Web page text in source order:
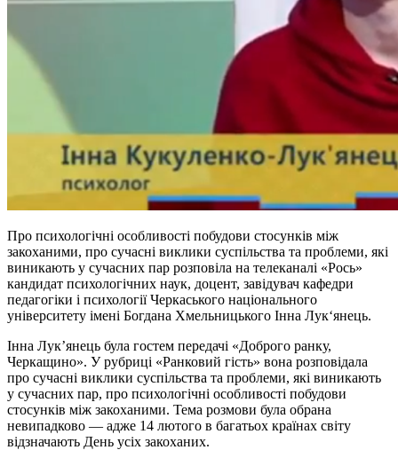
Про психологічні особливості побудови стосунків між
закоханими, про сучасні виклики суспільства та проблеми, які
виникають у сучасних пар розповіла на телеканалі «Рось»
кандидат психологічних наук, доцент, завідувач кафедри
педагогіки і психології Черкаського національного
університету імені Богдана Хмельницького Інна Лук‘янець.
Інна Лук’янець була гостем передачі «Доброго ранку,
Черкащино». У рубриці «Ранковий гість» вона розповідала
про сучасні виклики суспільства та проблеми, які виникають
у сучасних пар, про психологічні особливості побудови
стосунків між закоханими. Тема розмови була обрана
невипадково — адже 14 лютого в багатьох країнах світу
відзначають День усіх закоханих.